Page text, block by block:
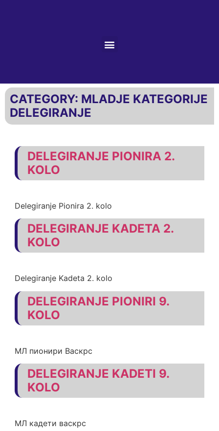
CATEGORY: MLADJE KATEGORIJE
DELEGIRANJE
DELEGIRANJE PIONIRA 2.
KOLO
Delegiranje Pionira 2. kolo
DELEGIRANJE KADETA 2.
KOLO
Delegiranje Kadeta 2. kolo
DELEGIRANJE PIONIRI 9.
KOLO
МЛ пионири Васкрс
DELEGIRANJE KADETI 9.
KOLO
МЛ кадети васкрс